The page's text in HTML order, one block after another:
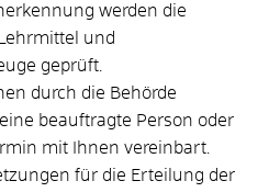
werden die
und
geprüft.
durch die Behörde
beauftragte Person oder
mit Ihnen vereinbart.
für die Erteilung der